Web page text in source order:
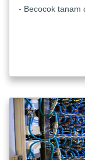
- Becocok tanam